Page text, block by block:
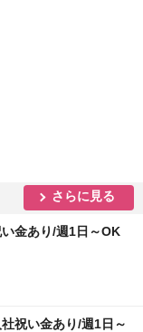
さらに見る
金あり/週1日～OK
祝い金あり/週1日～